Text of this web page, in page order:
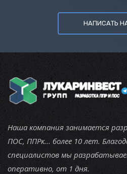
НАПИСАТЬ
Наша компания занимается
ПОС, ППРк... более 10 лет.
специалистов мы
оперативно, от 1 дня.